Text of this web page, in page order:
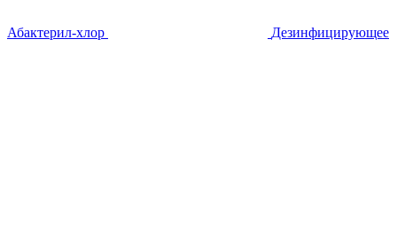
Абактерил-хлор Дезинфицирующее